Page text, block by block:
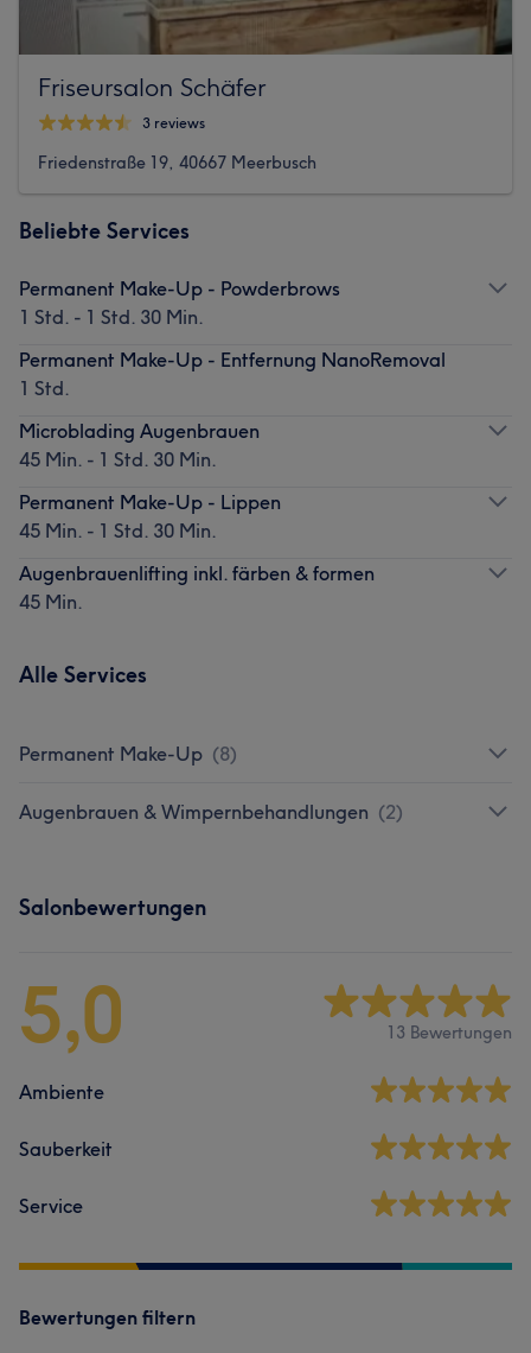
Friseursalon Schäfer
3 reviews
Friedenstraße 19, 40667 Meerbusch
Beliebte Services
Permanent Make-Up - Powderbrows
1 Std. - 1 Std. 30 Min.
Permanent Make-Up - Entfernung NanoRemoval
1 Std.
Microblading Augenbrauen
45 Min. - 1 Std. 30 Min.
Permanent Make-Up - Lippen
45 Min. - 1 Std. 30 Min.
Augenbrauenlifting inkl. färben & formen
45 Min.
Alle Services
Permanent Make-Up (8)
Augenbrauen & Wimpernbehandlungen (2)
Salonbewertungen
5,0 13 Bewertungen
Ambiente
Sauberkeit
Service
Bewertungen filtern